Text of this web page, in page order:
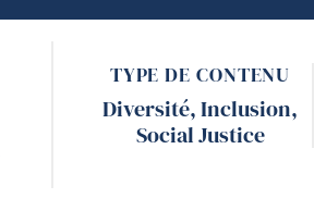
TYPE DE CONTENU
Diversité,Inclusion,
Social Justice